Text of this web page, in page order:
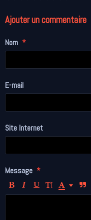
Ajouter un commentaire
Nom
E-mail
Site Internet
Message